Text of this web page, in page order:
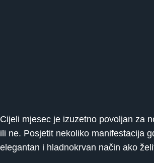
Cijeli mjesec je izuzetno povoljan za
ili ne. Posjetit nekoliko manifestacija
elegantan i hladnokrvan način ako